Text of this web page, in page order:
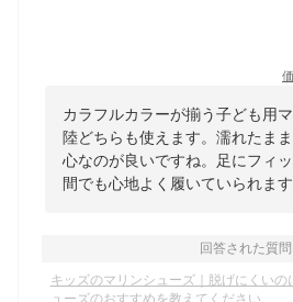
カラフルカラーが揃う子ども用
陸どちらも使えます。濡れたま
心なのが良いですね。足にフィ
間でも心地よく履いていられます
回答された質問
キッズのマリンシューズ｜脱げにくいの
ューズのおすすめを教えてください。